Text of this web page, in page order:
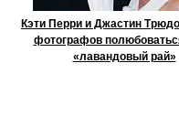
Кэти Перри и Джастин
фотографов
«лавандовый рай»